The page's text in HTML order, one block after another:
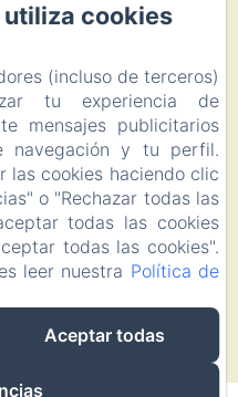
legal
cookies
ES
Amenitiz
cookies
(incluso de terceros)
tu experiencia de
mensajes publicitarios
navegación y tu perfil.
las cookies haciendo clic
o "Rechazar todas las
todas las cookies
todas las cookies".
leer nuestra Política de
Aceptar todas